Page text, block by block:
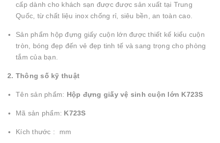
cấp dành cho khách sạn được được sản xuất tại Trung
Quốc, từ chất liệu inox chống rỉ, siêu bền, an toàn cao.
Sản phẩm hộp đựng giấy cuộn lớn được thiết kế kiểu cuộn
tròn, bóng đẹp đến vẻ đẹp tinh tế và sang trọng cho phòng
tắm của bạn.
2. Thông số kỹ thuật
Tên sản phẩm: Hộp đựng giấy vệ sinh cuộn lớn K723S
Mã sản phẩm: K723S
Kích thước : mm